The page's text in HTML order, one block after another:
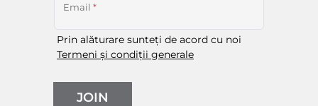
Email *
Prin alăturare sunteți de acord cu noi
Termeni și condiții generale
JOIN